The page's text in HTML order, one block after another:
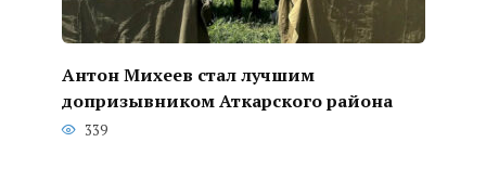
Антон Михеев стал лучшим
допризывником Аткарского района
339